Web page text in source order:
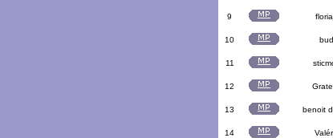
9
10 bud
11
12
13 benoit
14